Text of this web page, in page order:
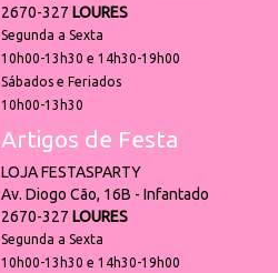
2670-327 LOURES
Segunda a Sexta
10h00-13h30 e 14h30-19h00
Sábados e Feriados
10h00-13h30
Artigos de Festa
LOJA FESTASPARTY
Av. Diogo Cão, 16B - Infantado
2670-327 LOURES
Segunda a Sexta
10h00-13h30 e 14h30-19h00